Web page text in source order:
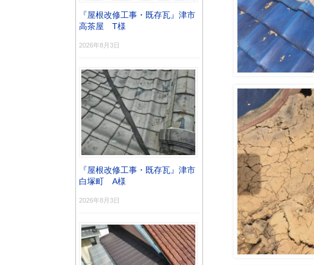
『屋根改修工事・既存瓦』津市
高茶屋 T様
2026年8月3日
『屋根改修工事・既存瓦』津市
白塚町 A様
2026年8月3日